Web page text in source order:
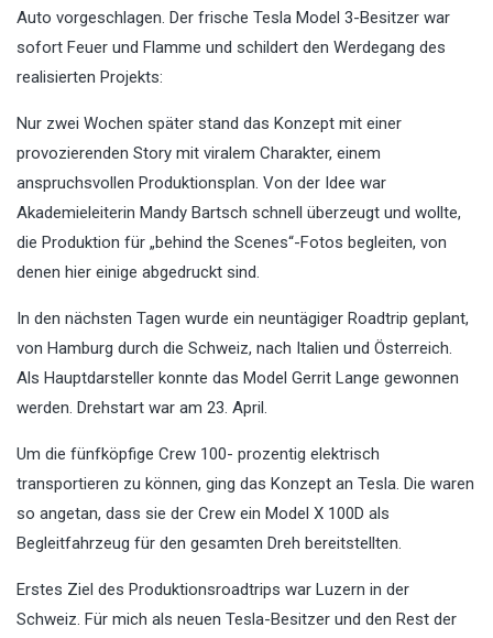
Auto vorgeschlagen. Der frische Tesla Model 3-Besitzer war
sofort Feuer und Flamme und schildert den Werdegang des
realisierten Projekts:
Nur zwei Wochen später stand das Konzept mit einer
provozierenden Story mit viralem Charakter, einem
anspruchsvollen Produktionsplan. Von der Idee war
Akademieleiterin Mandy Bartsch schnell überzeugt und wollte,
die Produktion für „behind the Scenes“-Fotos begleiten, von
denen hier einige abgedruckt sind.
In den nächsten Tagen wurde ein neuntägiger Roadtrip geplant,
von Hamburg durch die Schweiz, nach Italien und Österreich.
Als Hauptdarsteller konnte das Model Gerrit Lange gewonnen
werden. Drehstart war am 23. April.
Um die fünfköpfige Crew 100- prozentig elektrisch
transportieren zu können, ging das Konzept an Tesla. Die waren
so angetan, dass sie der Crew ein Model X 100D als
Begleitfahrzeug für den gesamten Dreh bereitstellten.
Erstes Ziel des Produktionsroadtrips war Luzern in der
Schweiz. Für mich als neuen Tesla-Besitzer und den Rest der